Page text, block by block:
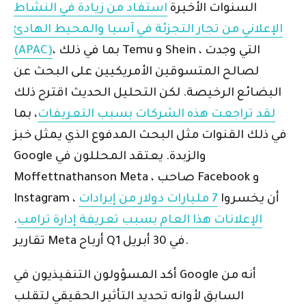
السنوات الأخيرة استفاد من زيادة في النشاط
الإعلاني من تجار التجزئة في آسيا والمحيط الهادئ
(APAC)، بما في ذلك Temu و Shein ، التي وجدت
لصالح المتسوقين الأمريكيين على البحث عن
البضائع الرخيصة. لكن التحليل الحديث اقترح ذلك
لقد تراجعت هذه الشركات بسبب التعريفات، بما
في ذلك القنوات مثل البحث المدفوع الذي يمثل خبز
Google والزبدة. يعتقد المحللون في
Moffettnathanson Meta ، صاحب Facebook و
Instagram ، أن يخسروا
7 مليارات دولار من إيرادات
الإعلانات هذا العام بسبب تعريفة إدارة ترامب.
تقارير Meta أرباح Q1 في 30 أبريل.
أكد المسؤولون التنفيذيون في Google أنه من
السابق لأوانه تحديد التأثير الحقيقي لتقلب